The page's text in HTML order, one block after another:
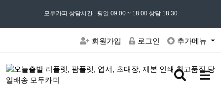
모든 문의는02) 302 - 7797및 ' 견적문의 ' 게시판을 이용해주세요
모두카피 상담시간 : 평일 09:00 ~ 18:00 상담 18:30
회원가입 로그인 추가메뉴
검
메